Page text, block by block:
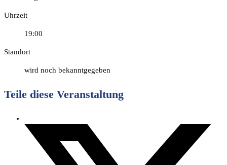
Uhrzeit
19:00
Standort
wird noch bekannt­gegeben
Teile diese Veranstaltung